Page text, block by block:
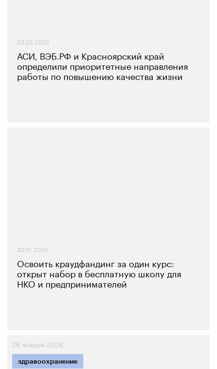
03.02.2026
АСИ, ВЭБ.РФ и Красноярский край
определили приоритетные направления
работы по повышению качества жизни
30.01.2026
Освоить краудфандинг за один курс:
открыт набор в бесплатную школу для
НКО и предпринимателей
26 января 2026
здравоохранение